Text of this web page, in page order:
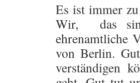
Es ist immer
Wir, das
ehrenamtliche
von Berlin.
verständigen